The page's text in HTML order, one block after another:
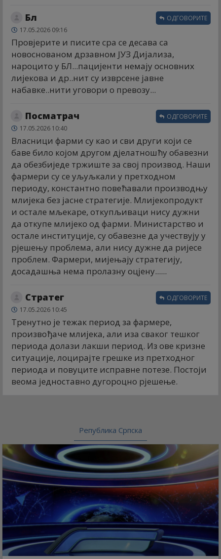
Бл
17.05.2026 09:16
Провјерите и писите сра се десава са
новоснованом дрзавном ЈУЗ Дијализа,
нароцито у БЛ...пацијенти немају основних
лијекова и др..нит су изврсене јавне
набавке..нити уговори о превозу...
ОДГОВОРИТЕ
Посматрач
17.05.2026 10:40
Власници фарми су као и сви други који се
баве било којом другом дјелатношћу обавезни
да обезбиједе тржиште за свој производ. Наши
фармери су се уљуљкали у претходном
периоду, константно повећавали производњу
млијека без јасне стратегије. Млијекопродукт
и остале мљекаре, откупљиваци нису дужни
да откупе млијеко од фарми. Министарство и
остале институције, су обавезне да учествују у
рјешењу проблема, али нису дужне да ријесе
проблем. Фармери, мијењају стратегију,
досадашња нема пролазну оцјену......
ОДГОВОРИТЕ
Стратег
17.05.2026 10:45
Тренутно је тежак период за фармере,
произвођаче млијека, али иза сваког тешког
периода долази лакши период. Из ове кризне
ситуације, лоцирајте грешке из претходног
периода и повуците исправне потезе. Постоји
веома једноставно дугороцно рјешење.
ОДГОВОРИТЕ
Република Српска